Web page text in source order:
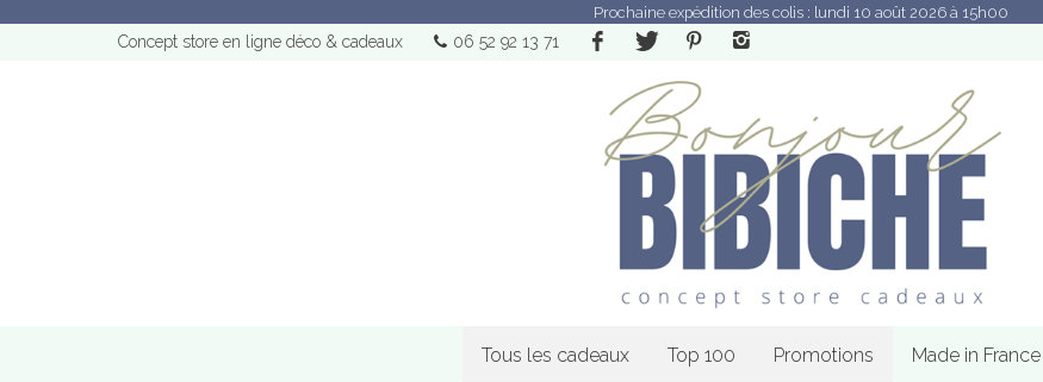
Prochaine expédition des colis : lundi 10 août 2026 à 15h00
Concept store en ligne déco & cadeaux 06 52 92 13 71
Tous les cadeaux Top 100 Promotions Made in France